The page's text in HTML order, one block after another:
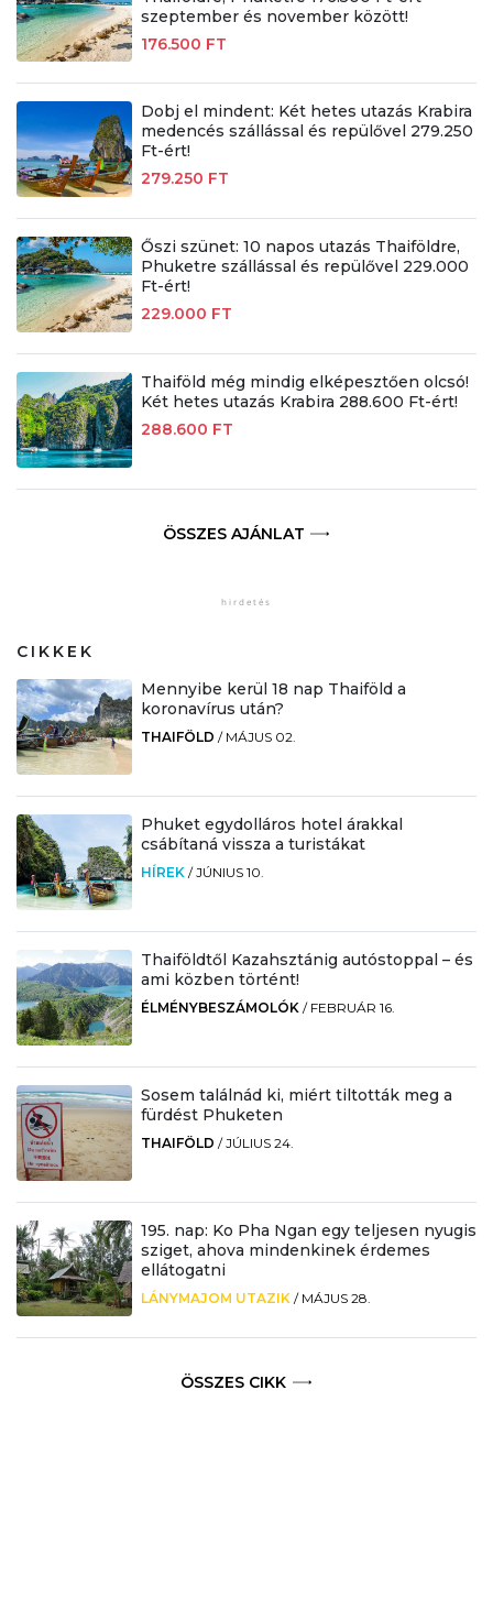
szeptember és november között!
176.500 FT
Dobj el mindent: Két hetes utazás Krabira
medencés szállással és repülővel 279.250
Ft-ért!
279.250 FT
Őszi szünet: 10 napos utazás Thaiföldre,
Phuketre szállással és repülővel 229.000
Ft-ért!
229.000 FT
Thaiföld még mindig elképesztően olcsó!
Két hetes utazás Krabira 288.600 Ft-ért!
288.600 FT
ÖSSZES AJÁNLAT
CIKKEK
Mennyibe kerül 18 nap Thaiföld a
koronavírus után?
THAIFÖLD / MÁJUS 02.
Phuket egydolláros hotel árakkal
csábítaná vissza a turistákat
HÍREK /JÚNIUS 10.
Thaiföldtől Kazahsztánig autóstoppal – és
ami közben történt!
ÉLMÉNYBESZÁMOLÓK / FEBRUÁR 16.
Sosem találnád ki, miért tiltották meg a
fürdést Phuketen
THAIFÖLD /JÚLIUS 24.
195. nap: Ko Pha Ngan egy teljesen nyugis
sziget, ahova mindenkinek érdemes
ellátogatni
LÁNYMAJOM UTAZIK / MÁJUS 28.
ÖSSZES CIKK